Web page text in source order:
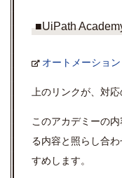
■UiPath
オートメーショ
上のリンクが、対応
このアカデミーの
る内容と照らし合
すめします。